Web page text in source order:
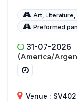
Art, Literature,
Preformed
31-07-2026
(America/
Venue : SV402